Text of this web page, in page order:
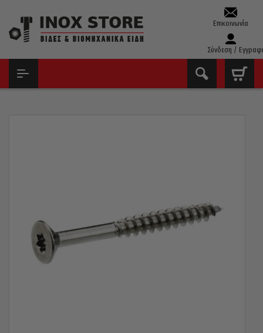
Επικοινωνία
Σύνδεση /